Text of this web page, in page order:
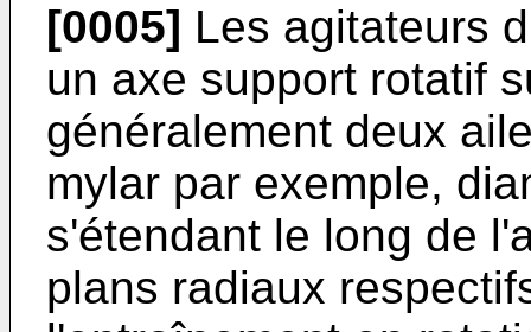
[0005] Les agitateurs
un axe support rotatif
généralement deux
mylar par exemple,
s'étendant le long de
plans radiaux